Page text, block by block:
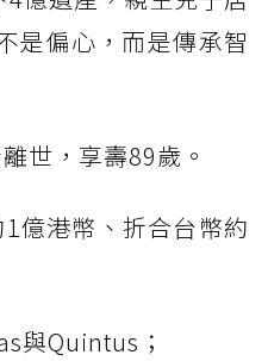
是偏心，而是傳承智
世，享壽89歲。
億港幣、折合台幣約
與Quintus；